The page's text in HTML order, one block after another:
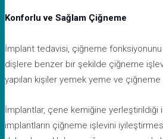
Konforlu ve Sağlam Çiğneme
İmplant tedavisi, çiğneme
dişlere benzer bir şekilde çiğneme
yapılan kişiler yemek yeme ve
İmplantlar, çene kemiğine yerleştirildiği
implantların çiğneme işlevini